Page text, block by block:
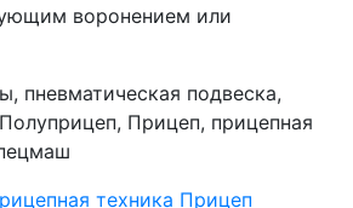
воронением или
техника Прицеп